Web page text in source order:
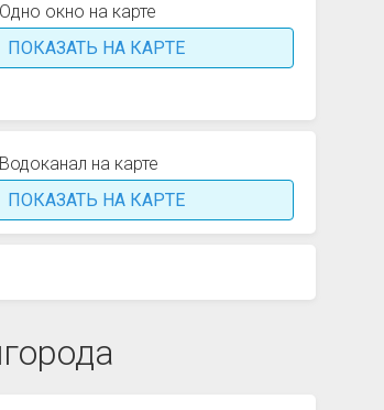
ПОКАЗАТЬ НА КАРТЕ
ПОКАЗАТЬ НА КАРТЕ